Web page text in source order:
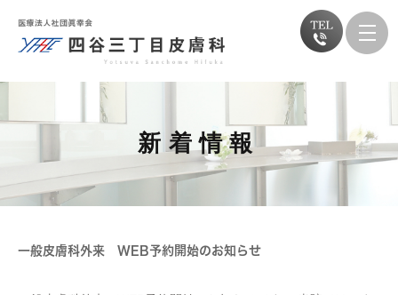
新着情報
一般皮膚科外来 WEB予約開始のお知らせ